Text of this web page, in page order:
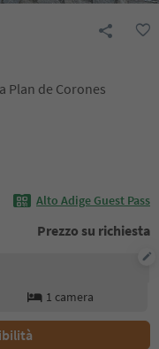
Plan de Corones
Alto Adige Guest Pass
Prezzo su richiesta
1 camera